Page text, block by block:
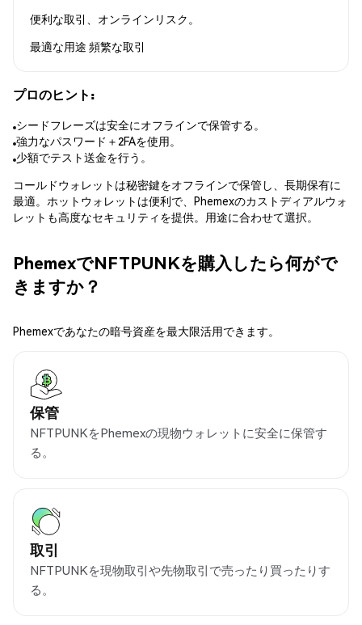
便利な取引、オンラインリスク。
最適な用途 頻繁な取引
プロのヒント:
シードフレーズは安全にオフラインで保管する。
強力なパスワード＋2FAを使用。
少額でテスト送金を行う。
コールドウォレットは秘密鍵をオフラインで保管し、長期保有に
最適。ホットウォレットは便利で、Phemexのカストディアルウォ
レットも高度なセキュリティを提供。用途に合わせて選択。
PhemexでNFTPUNKを購入したら何がで
きますか？
Phemexであなたの暗号資産を最大限活用できます。
保管
NFTPUNKをPhemexの現物ウォレットに安全に保管す
る。
取引
NFTPUNKを現物取引や先物取引で売ったり買ったりす
る。